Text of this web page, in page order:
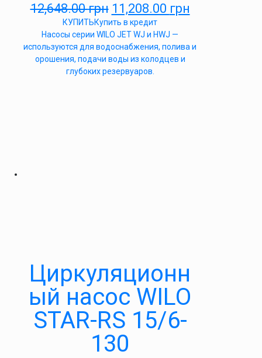
12,648.00грн 11,208.00 грн
КУПИТЬКупить в кредит
Насосы серии WILO JET WJ и HWJ —
используются для водоснабжения, полива и
орошения, подачи воды из колодцев и
глубоких резервуаров.
Циркуляционн
ый насос WILO
STAR-RS 15/6-
130